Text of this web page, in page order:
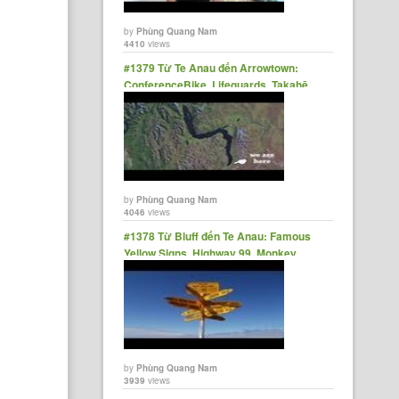
byPhùng Quang Nam
4410 views
#1379 Từ Te Anau đến Arrowtown:
ConferenceBike, Lifeguards, Takahē,
Steam Train, NZs Longest Lake
byPhùng Quang Nam
4046 views
#1378 Từ Bluff đến Te Anau: Famous
Yellow Signs, Highway 99, Monkey
Island
byPhùng Quang Nam
3939 views